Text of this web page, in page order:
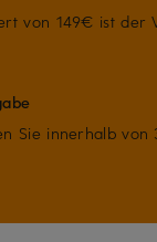
von 149€ ist der
Sie innerhalb von